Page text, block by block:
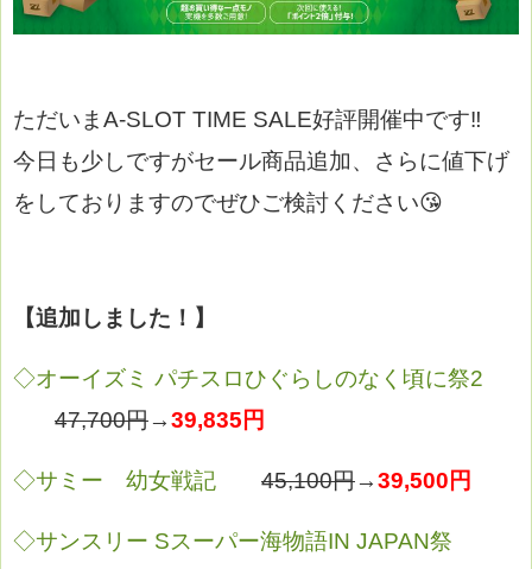
ただいまA-SLOT TIME SALE好評開催中です‼
今日も少しですがセール商品追加、さらに値下げ
をしておりますのでぜひご検討ください😘
【追加しました！】
◇オーイズミ パチスロひぐらしのなく頃に祭2
47,700円→39,835円
◇サミー 幼女戦記 45,100円→39,500円
◇サンスリー Sスーパー海物語IN JAPAN祭